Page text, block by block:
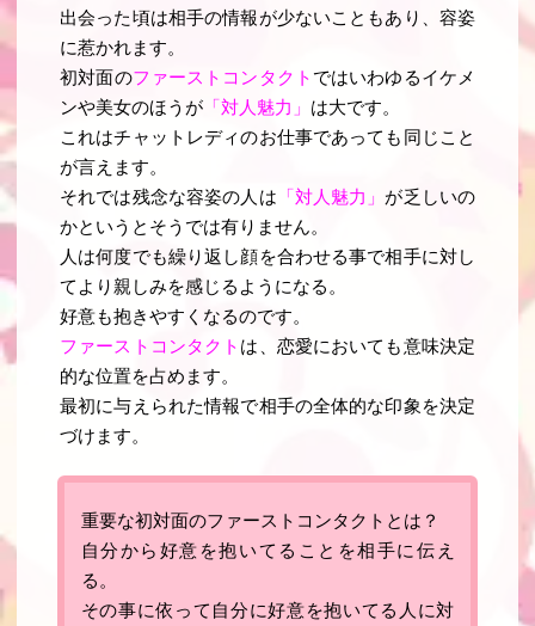
出会った頃は相手の情報が少ないこともあり、容姿
に惹かれます。
初対面のファーストコンタクト ではいわゆるイケメ
ンや美女のほうが 「対人魅力」 は大です。
これはチャットレディのお仕事であっても同じこと
が言えます。
それでは残念な容姿の人は 「対人魅力」 が乏しいの
かというとそうでは有りません。
人は何度でも繰り返し顔を合わせる事で相手に対し
てより親しみを感じるようになる。
好意も抱きやすくなるのです。
ファーストコンタクト は、恋愛においても意味決定
的な位置を占めます。
最初に与えられた情報で相手の全体的な印象を決定
づけます。
重要な初対面のファーストコンタクトとは？
自分から好意を抱いてることを相手に伝え
る。
その事に依って自分に好意を抱いてる人に対